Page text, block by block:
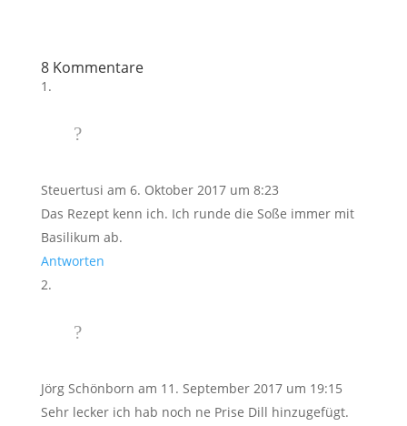
8 Kommentare
Steuertusi am 6. Oktober 2017 um 8:23
Das Rezept kenn ich. Ich runde die Soße immer mit
Basilikum ab.
Antworten
Jörg Schönborn am 11. September 2017 um 19:15
Sehr lecker ich hab noch ne Prise Dill hinzugefügt.